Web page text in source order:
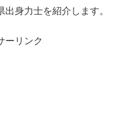
身力士を紹介します。
ーリンク